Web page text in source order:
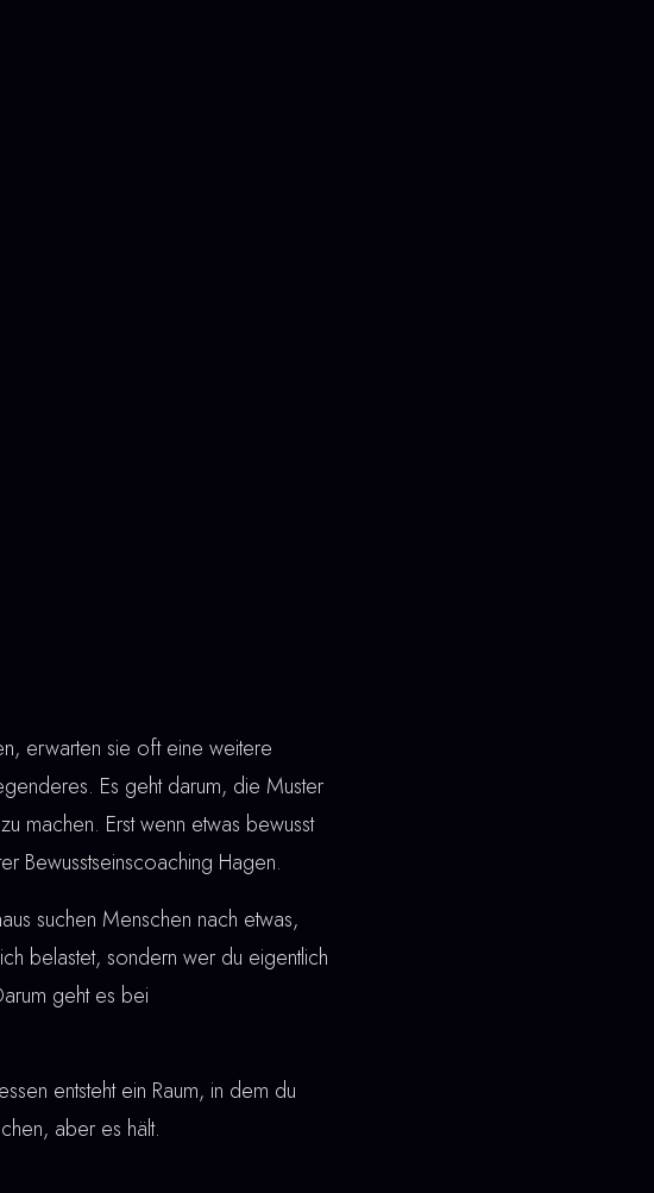
erwarten sie oft eine weitere
Es geht darum, die Muster
machen. Erst wenn etwas bewusst
Bewusstseinscoaching Hagen.
suchen Menschen nach etwas,
belastet, sondern wer du eigentlich
geht es bei
entsteht ein Raum, in dem du
aber es hält.